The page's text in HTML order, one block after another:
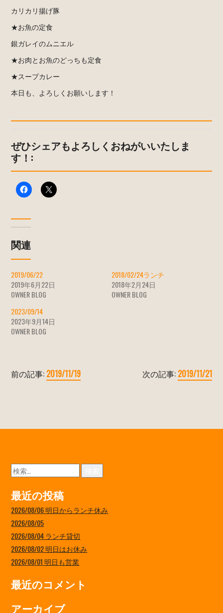
カリカリ揚げ豚
★お魚の定食
銀ガレイのムニエル
★お肉とお魚のどっちも定食
★スープカレー
本日も、よろしくお願いします！
ぜひシェアもよろしくおねがいいたしま
す！:
関連
2019/06/22
2019年6月22日
OWNER BLOG
2018/02/24ランチ
2018年2月24日
OWNER BLOG
2023/09/14
2023年9月14日
OWNER BLOG
前の記事: 2019/11/19 次の記事: 2019/11/21
検
索:
最近の投稿
2026/08/06 明日からランチ休み
2026/08/05
2026/08/04 ランチ貸切
2026/08/02 明日はお休み
2026/08/01 明日も営業
最近のコメント
アーカイブ